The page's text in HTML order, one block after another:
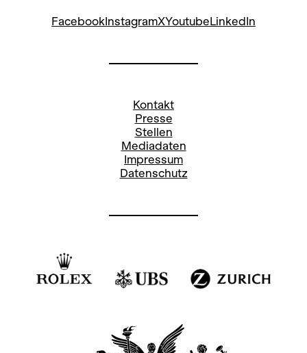
Facebook InstagramXYoutube LinkedIn
Kontakt
Presse
Stellen
Mediadaten
Impressum
Datenschutz